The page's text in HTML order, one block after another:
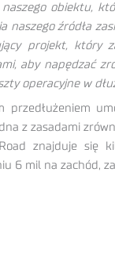
obiektu,
naszego źródła
projekt, który
aby napędzać
operacyjne w
przedłużeniem
z zasadami
znajduje
6 mil na zachód,